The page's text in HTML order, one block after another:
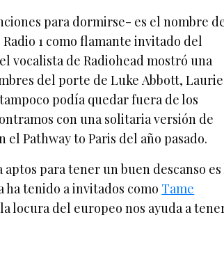
para dormirse- es el nombre
1 como flamante invitado del
vocalista de Radiohead mostró una
del porte de Luke Abbott, Laurie
podía quedar fuera de los
con una solitaria versión de
el Pathway to Paris del año pasado.
aptos para tener un buen descanso es
ha tenido a invitados como Tame
locura del europeo nos ayuda a